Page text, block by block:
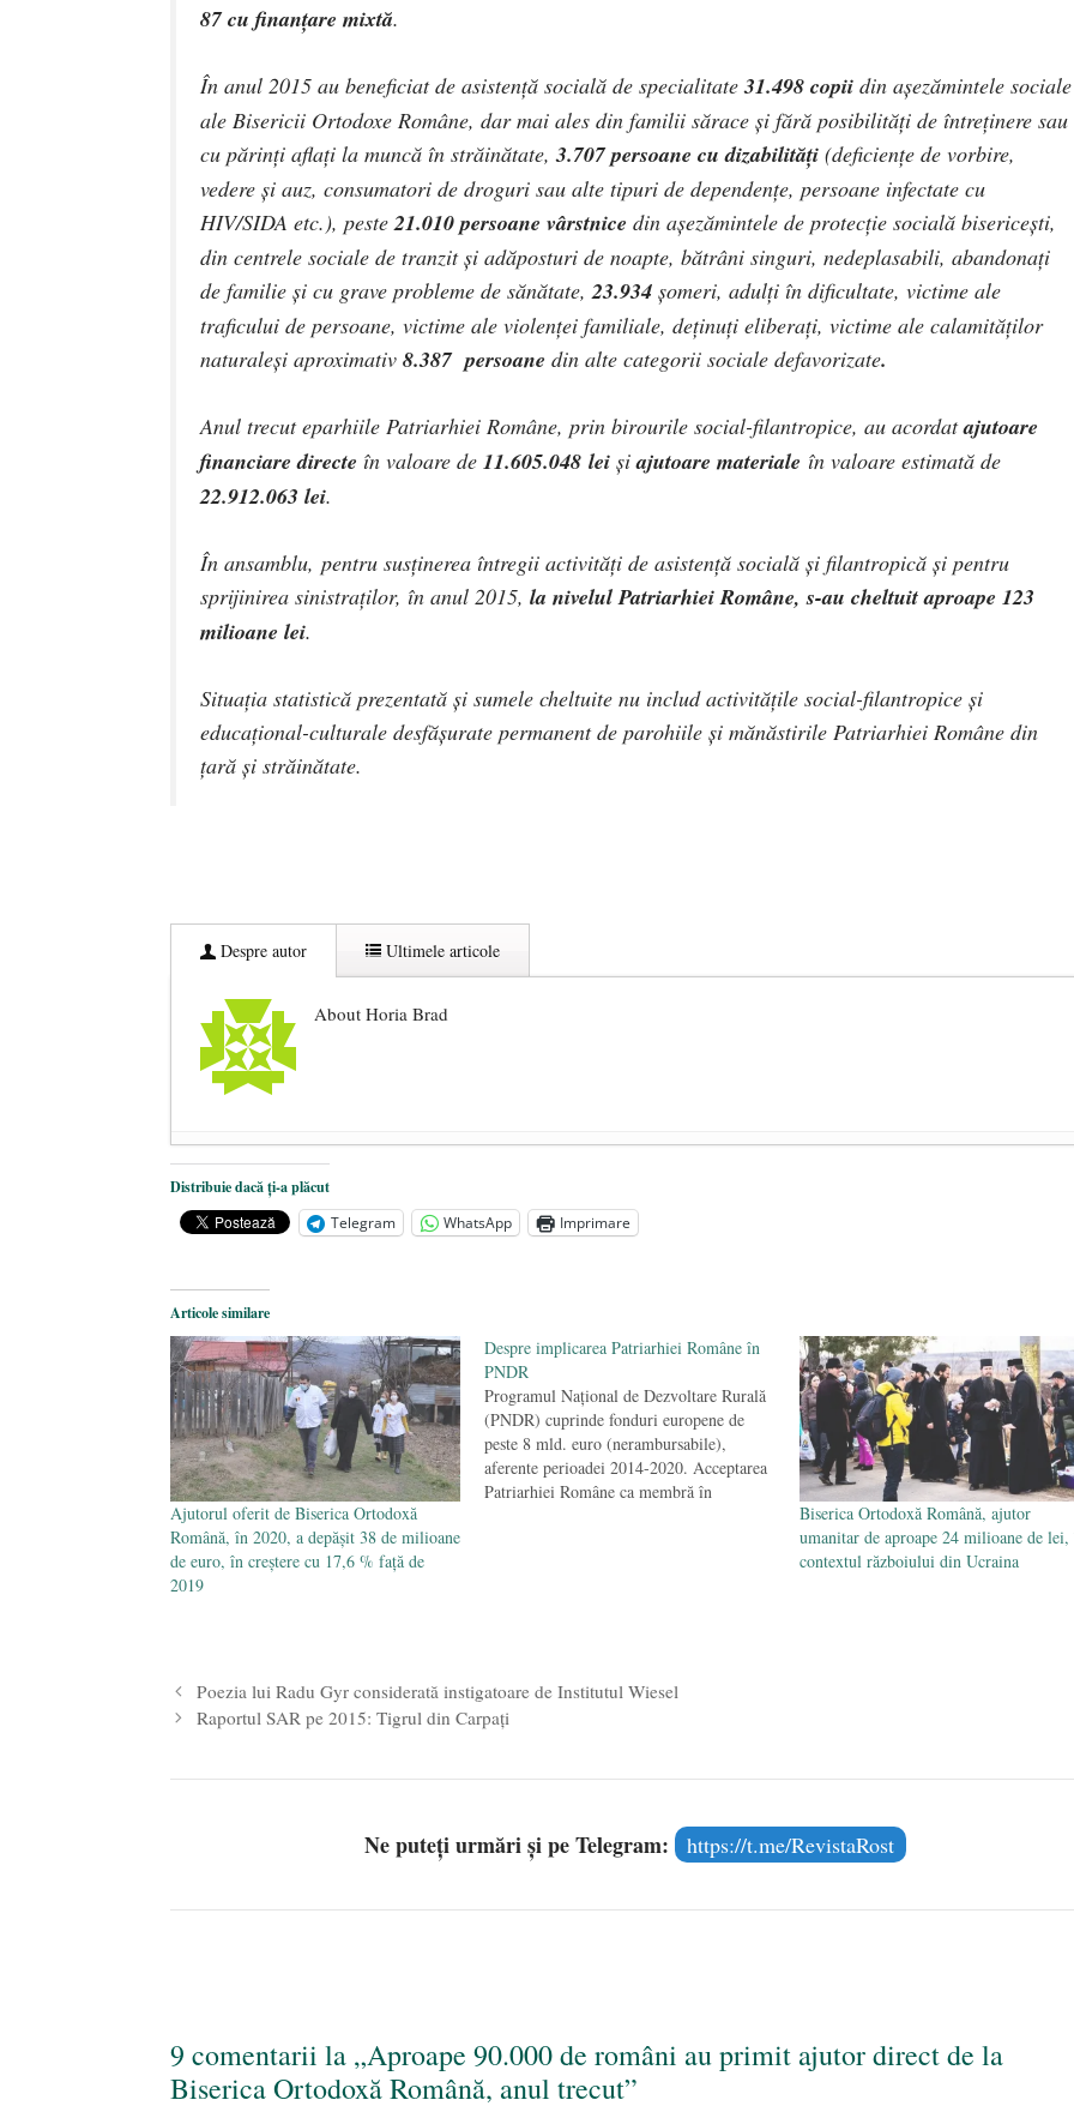
87 cu finanţare mixtă.
În anul 2015 au beneficiat de asistenţă socială de specialitate31.498 copii din așezămintele sociale
ale Bisericii Ortodoxe Române, dar mai ales din familii sărace şi fără posibilităţi de întreţinere sau
cu părinţi aflaţi la muncă în străinătate,3.707 persoane cu dizabilităţi (deficienţe de vorbire,
vedere şi auz, consumatori de droguri sau alte tipuri de dependenţe, persoane infectate cu
HIV/SIDA etc.), peste 21.010 persoane vârstnice din aşezămintele de protecţie socială bisericeşti,
din centrele sociale de tranzit şi adăposturi de noapte, bătrâni singuri, nedeplasabili, abandonaţi
de familie şi cu grave probleme de sănătate, 23.934 şomeri, adulți în dificultate, victime ale
traficului de persoane, victime ale violenței familiale, deţinuţi eliberaţi, victime ale calamităților
naturaleşi aproximativ 8.387 persoane din alte categorii sociale defavorizate.
Anul trecut eparhiile Patriarhiei Române, prin birourile social-filantropice, au acordatajutoare
financiare directe în valoare de 11.605.048 lei şiajutoare materiale în valoare estimată de
22.912.063 lei.
În ansamblu, pentru susţinerea întregii activităţi de asistență socială și filantropică şi pentru
sprijinirea sinistraților, în anul 2015, la nivelul Patriarhiei Române, s-au cheltuit aproape 123
milioane lei.
Situaţia statistică prezentată şi sumele cheltuite nu includ activitățile social-filantropice şi
educaţional-culturale desfăşurate permanent de parohiile şi mănăstirile Patriarhiei Române din
ţară şi străinătate.
Despre autor Ultimele articole
About Horia Brad
Centenarul Tratatului de la Trianon (4 iunie 1920 – 4 iunie 2020)
Curtea Constituțională: Amenzile de pandemie sînt ilegale, dar le veți plăti
Big Pharma profită de pandemie ca să ne vaccineze obligatoriu toată viața
Distribuie dacă ți-a plăcut
Telegram
WhatsApp Imprimare
Articole similare
Ajutorul oferit de Biserica Ortodoxă
Română, în 2020, a depășit 38 de milioane
de euro, în creștere cu 17,6 % față de
2019
Despre implicarea Patriarhiei Române în
PNDR
Programul Naţional de Dezvoltare Rurală
(PNDR) cuprinde fonduri europene de
peste 8 mld. euro (nerambursabile),
aferente perioadei 2014-2020. Acceptarea
Patriarhiei Române ca membră în
Biserica Ortodoxă Română, ajutor
umanitar de aproape 24 milioane de
contextul războiului din Ucraina
Poezia lui Radu Gyr considerată instigatoare de Institutul Wiesel
Raportul SAR pe 2015: Tigrul din Carpați
Ne puteți urmări și pe Telegram: https://t.me/RevistaRost
9 comentarii la „Aproape 90.000 de români au primit ajutor direct de la
Biserica Ortodoxă Română, anul trecut”